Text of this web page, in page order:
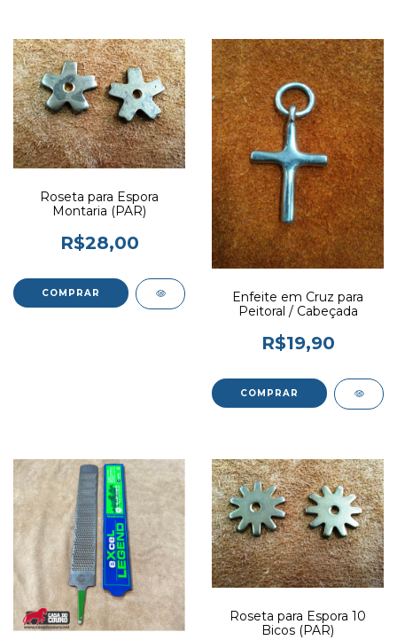
Roseta para Espora
Montaria (PAR)
R$28,00
Enfeite em Cruz para
Peitoral / Cabeçada
R$19,90
Roseta para Espora 10
Bicos (PAR)